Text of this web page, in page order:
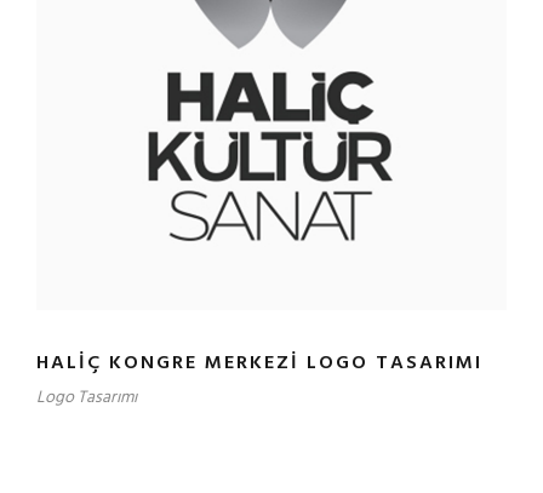
HALIÇ KONGRE MERKEZI LOGO TASARIMI
Logo Tasarımı